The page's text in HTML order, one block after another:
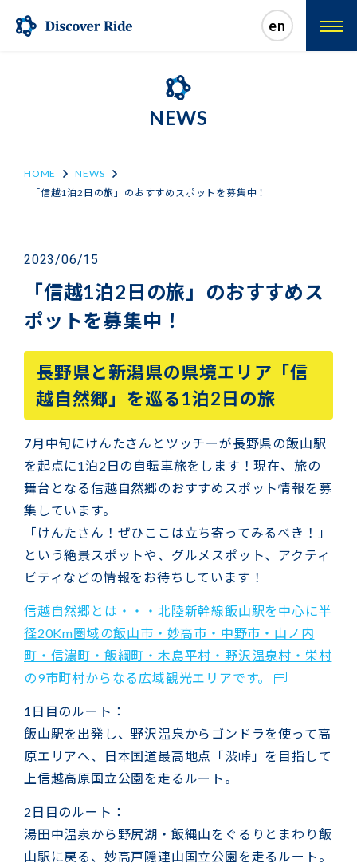
en
NEWS
HOME
NEWS
「信越1泊2日の旅」のおすすめスポットを募集中！
2023/06/15
「信越1泊2日の旅」のおすすめス
ポットを募集中！
長野県と新潟県の県境エリア「信
越自然郷」を巡る1泊2日の旅
7月中旬にけんたさんとツッチーが長野県の飯山駅
を起点に1泊2日の自転車旅をします！現在、旅の
舞台となる信越自然郷のおすすめスポット情報を募
集しています。
「けんたさん！ぜひここは立ち寄ってみるべき！」
という絶景スポットや、グルメスポット、アクティ
ビティなどの情報をお待ちしています！
信越自然郷とは・・・北陸新幹線飯山駅を中心に半
径20Km圏域の飯山市・妙高市・中野市・山ノ内
町・信濃町・飯綱町・木島平村・野沢温泉村・栄村
の9市町村からなる広域観光エリアです。
1日目のルート：
飯山駅を出発し、野沢温泉からゴンドラを使って高
原エリアへ、日本国道最高地点「渋峠」を目指して
上信越高原国立公園を走るルート。
2日目のルート：
湯田中温泉から野尻湖・飯縄山をぐるりとまわり飯
山駅に戻る、妙高戸隠連山国立公園を走るルート。